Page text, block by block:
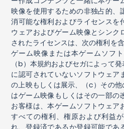
映像を使用するための非独占的、
消可能な権利およびライセンスを
ウェアおよびゲーム映像とシンク
されたライセンスは、次の権利を
ゲーム映像または本ゲームソフ
（b）本規約およびセガによって
に認可されていないソフトウェア
の上映もしくは展示、（c）その
はゲーム映像もしくはその一部の
お客様は、本ゲームソフトウェア
すべての権利、権原および利益
れ、登録済であるか登録可能であ